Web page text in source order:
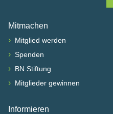
Mitmachen
› Mitglied werden
› Spenden
› BN Stiftung
› Mitglieder gewinnen
Informieren